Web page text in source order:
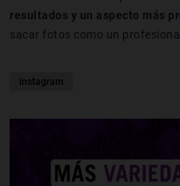
resultados y un aspecto más
sacar fotos como un profesional.
instagram